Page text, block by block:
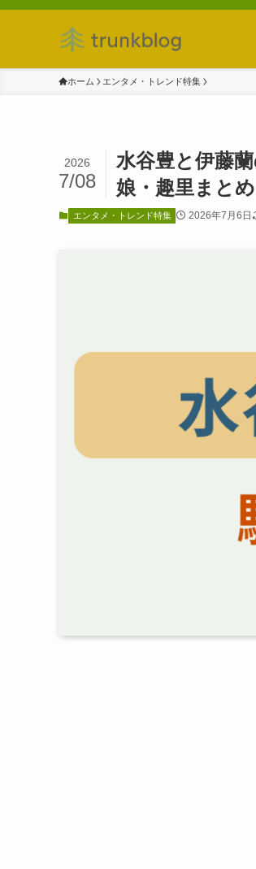
ホーム エンタメ・トレンド特集
水谷豊と伊藤
娘・趣里まと
2026
7/08
エンタメ・トレンド特集 2026年7月6日